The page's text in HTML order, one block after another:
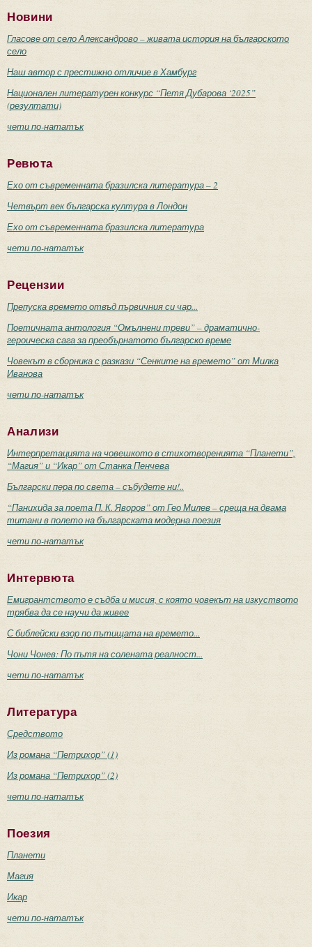
Новини
Гласове от село Александрово – живата история на българското
село
Наш автор с престижно отличие в Хамбург
Национален литературен конкурс “Петя Дубарова ‘2025”
(резултати)
чети по-нататък
Ревюта
Ехо от съвременната бразилска литература – 2
Четвърт век българска култура в Лондон
Ехо от съвременната бразилска литература
чети по-нататък
Рецензии
Препуска времето отвъд първичния си чар...
Поетичната антология “Омълнени треви” – драматично-
героическа сага за преобърнатото българско време
Човекът в сборника с разкази “Сенките на времето” от Милка
Иванова
чети по-нататък
Анализи
Интерпретацията на човешкото в стихотворенията “Планети”,
“Магия” и “Икар” от Станка Пенчева
Български пера по света – събудете ни!..
“Панихида за поета П. К. Яворов” от Гео Милев – среща на двама
титани в полето на българската модерна поезия
чети по-нататък
Интервюта
Емигрантството е съдба и мисия, с която човекът на изкуството
трябва да се научи да живее
С библейски взор по пътищата на времето...
Чони Чонев: По пътя на солената реалност...
чети по-нататък
Литература
Средството
Из романа “Петрихор” (1)
Из романа “Петрихор” (2)
чети по-нататък
Поезия
Планети
Магия
Икар
чети по-нататък